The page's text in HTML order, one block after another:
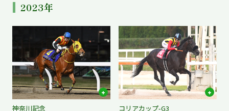
2023年
神奈川記念 コリアカップ-G3